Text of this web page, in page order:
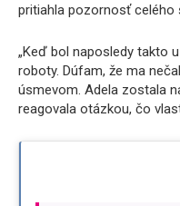
pritiahla pozornosť celého
„Keď bol naposledy takto
roboty. Dúfam, že ma
úsmevom. Adela zostala
reagovala otázkou, čo